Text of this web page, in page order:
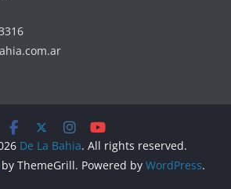
De La Bahia. All rights reserved.
by ThemeGrill. Powered by WordPress.